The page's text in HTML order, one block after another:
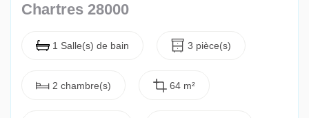
Chartres 28000
1 Salle(s) de bain 3 pièce(s)
2 chambre(s) 64 m²